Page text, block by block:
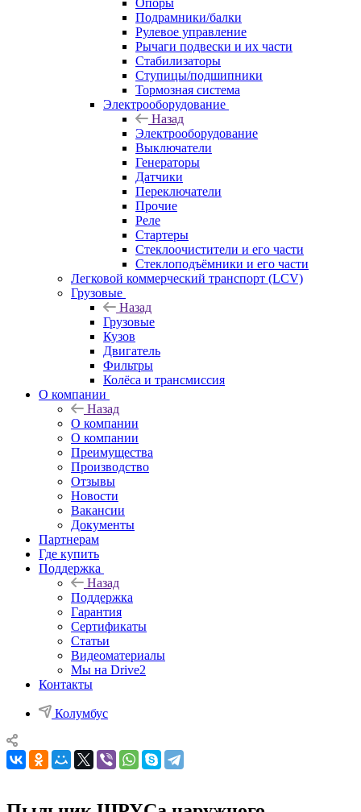
Опоры
Подрамники/балки
Рулевое управление
Рычаги подвески и их части
Стабилизаторы
Ступицы/подшипники
Тормозная система
Электрооборудование
Назад
Электрооборудование
Выключатели
Генераторы
Датчики
Переключатели
Прочие
Реле
Стартеры
Стеклоочистители и его части
Стеклоподъёмники и его части
Легковой коммерческий транспорт (LCV)
Грузовые
Назад
Грузовые
Кузов
Двигатель
Фильтры
Колёса и трансмиссия
О компании
Назад
О компании
О компании
Преимущества
Производство
Отзывы
Новости
Вакансии
Документы
Партнерам
Где купить
Поддержка
Назад
Поддержка
Гарантия
Сертификаты
Статьи
Видеоматериалы
Мы на Drive2
Контакты
Колумбус